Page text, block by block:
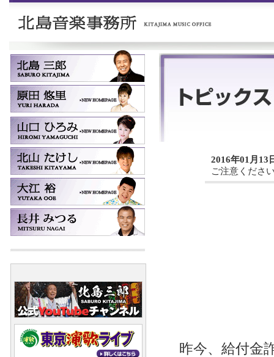
2016年01月13
ご注意くださ
昨今、給付金